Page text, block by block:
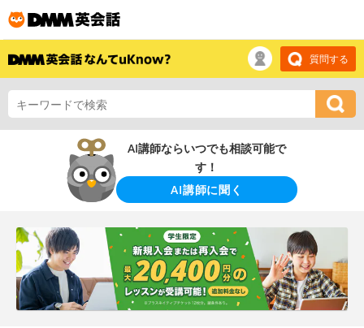
質問する
AI講師ならいつでも相談可能で
す！
AI講師に聞く